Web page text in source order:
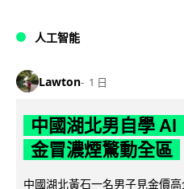
人工智能
Lawton 1 日
中國湖北男自學 AI
金冒濃煙驚動全區
中國湖北黃石一名男子見金價